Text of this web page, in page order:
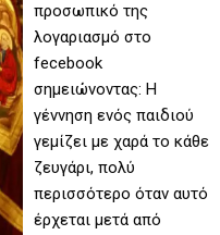
προσωπικό της
λογαριασμό στο
fecebook
σημειώνοντας: Η
γέννηση ενός παιδιού
γεμίζει με χαρά το κάθε
ζευγάρι, πολύ
περισσότερο όταν αυτό
έρχεται μετά από